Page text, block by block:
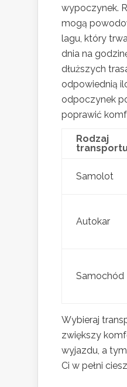
wypoczynek.
mogą
lagu, który
dnia na
dłuższych
odpowiednią
odpoczynek
poprawić
Rodzaj
Samolot
Autokar
Samochód
Wybieraj
zwiększy
wyjazdu, a
Ci w pełni